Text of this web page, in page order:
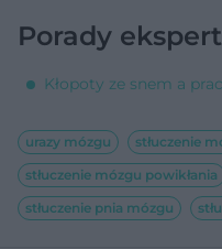
Porady
Kłopoty ze snem a
urazy mózgu stłuczenie
stłuczenie mózgu powikłania
stłuczenie pnia mózgu